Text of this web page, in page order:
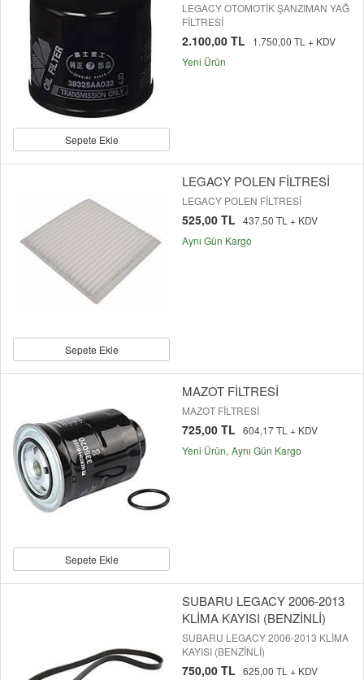
Sepete Ekle
LEGACY OTOMOTİK ŞANZIMAN YAĞ
FİLTRESİ
2.100,00 TL
1.750,00 TL + KDV
Yeni Ürün
Sepete Ekle
LEGACY POLEN FİLTRESİ
LEGACY POLEN FİLTRESİ
525,00 TL 437,50 TL + KDV
Aynı Gün Kargo
Sepete Ekle
MAZOT FİLTRESİ
MAZOT FİLTRESİ
725,00 TL 604,17 TL + KDV
Yeni Ürün Aynı Gün Kargo
SUBARU LEGACY 2006-2013
KLİMA KAYISI (BENZİNLİ)
SUBARU LEGACY 2006-2013 KLİMA
KAYISI (BENZİNLİ)
750,00 TL 625,00 TL + KDV